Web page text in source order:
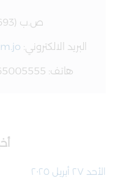
ص.ب (7693) عمان 11118 الأردن
البريد الالكتروني:
هاتف: 96265005555+، داخلي: 5696 / 2803
الأحد ٢٧ أبريل ٢٠٢٥